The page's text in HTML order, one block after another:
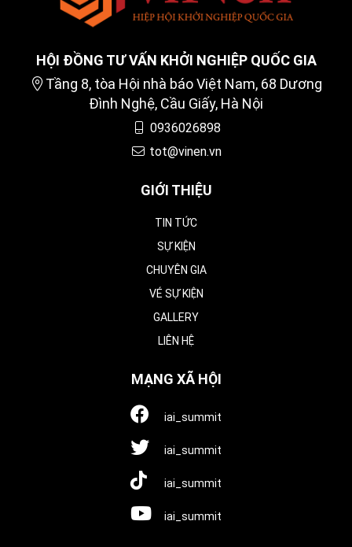
HỘI ĐỒNG TƯ VẤN KHỞI NGHIỆP QUỐC GIA
Tầng 8, tòa Hội nhà báo Việt Nam, 68 Dương
Đình Nghệ, Cầu Giấy, Hà Nội
0936026898
tot@vinen.vn
GIỚI THIỆU
TIN TỨC
SỰ KIỆN
CHUYÊN GIA
VÉ SỰ KIỆN
GALLERY
LIÊN HỆ
MẠNG XÃ HỘI
iai_summit
iai_summit
iai_summit
iai_summit